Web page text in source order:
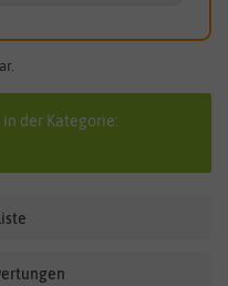
der Kategorie: